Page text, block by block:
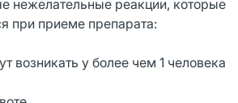
нежелательные реакции, которые
при приеме препарата:
возникать у более чем 1 человека